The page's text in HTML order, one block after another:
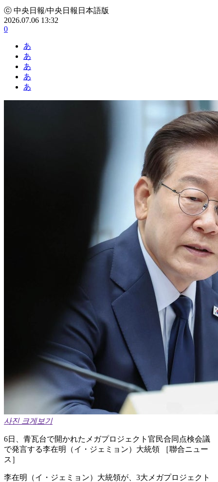
ⓒ 中央日報/中央日報日本語版
2026.07.06 13:32
0
あ
あ
あ
あ
あ
사진 크게보기
6日、青瓦台で開かれたメガプロジェクト官民合同点検会議
で発言する李在明（イ・ジェミョン）大統領 ［聯合ニュー
ス］
李在明（イ・ジェミョン）大統領が、3大メガプロジェクト